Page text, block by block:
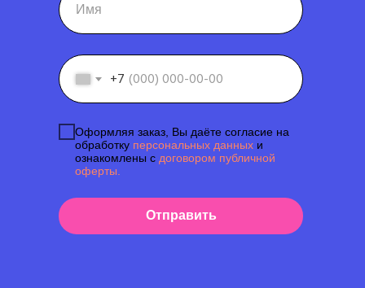
+7
Оформляя заказ, Вы даёте согласие на
обработку персональных данных и
ознакомлены с договором публичной
оферты.
Отправить